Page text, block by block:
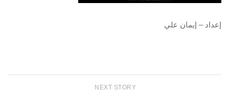
إعداد – إيمان علي
NEXT STORY